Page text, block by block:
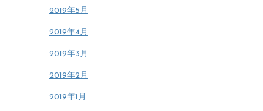
2019年5月
2019年4月
2019年3月
2019年2月
2019年1月